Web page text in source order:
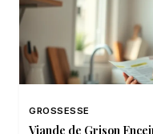
GROSSESSE
Viande de Grison